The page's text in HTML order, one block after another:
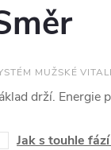
MUŽSKÉ
drží. Energie
Jak s touhle